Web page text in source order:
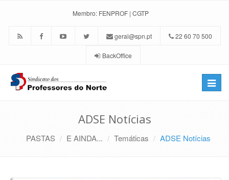
Membro: FENPROF | CGTP
geral@spn.pt 22 60 70 500
BackOffice
Toggle
ADSE Notícias
PASTAS E AINDA... Temáticas ADSE Notícias